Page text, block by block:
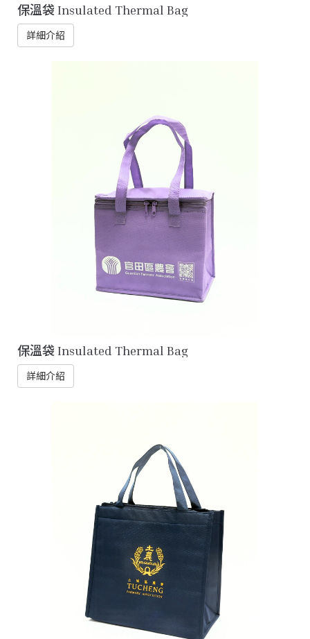
保溫袋 Insulated Thermal Bag
詳細介紹
保溫袋 Insulated Thermal Bag
詳細介紹